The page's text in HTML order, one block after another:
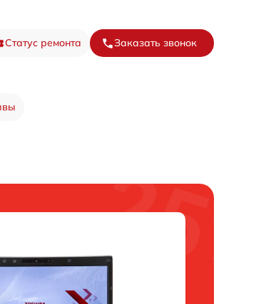
Статус ремонта Заказать звонок